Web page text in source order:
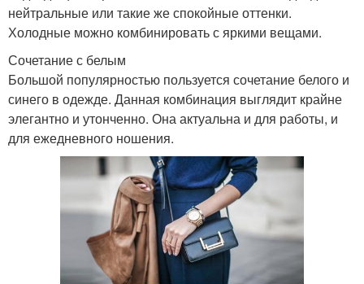
нейтральные или такие же спокойные оттенки.
Холодные можно комбинировать с яркими вещами.
Сочетание с белым
Большой популярностью пользуется сочетание белого и
синего в одежде. Данная комбинация выглядит крайне
элегантно и утонченно. Она актуальна и для работы, и
для ежедневного ношения.